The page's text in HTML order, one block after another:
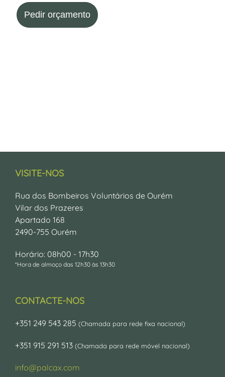
Pedir orçamento
CONTACTE-NOS
+351 249 543 285 (Chamada para rede fixa nacional)
+351 915 291 513 (Chamada para rede móvel nacional)
info@palcax.com
VISITE-NOS
Rua dos Bombeiros Voluntários de Ourém
Vilar dos Prazeres
Apartado 168
2490-755 Ourém
Horário: 08h00 - 17h30
*Hora de almoço das 12h30 às 13h30